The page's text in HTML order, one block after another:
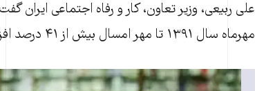
علی ربيعی، وزير تعاون، کار و رفاه اجتماعی
مهرماه سال ۱۳۹۱ تا مهر امسال بيش از ۴۱ درصد افزايش يافته است."